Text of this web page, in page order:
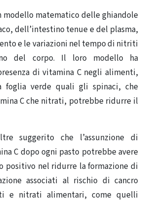
modello matematico delle ghiandole
dell’intestino tenue e del plasma,
e le variazioni nel tempo di nitriti
del corpo. Il loro modello ha
di vitamina C negli alimenti,
foglia verde quali gli spinaci, che
C che nitrati, potrebbe ridurre il
suggerito che l’assunzione di
C dopo ogni pasto potrebbe avere
positivo nel ridurre la formazione di
associati al rischio di cancro
e nitrati alimentari, come quelli